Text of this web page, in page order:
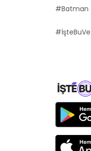
#Batman